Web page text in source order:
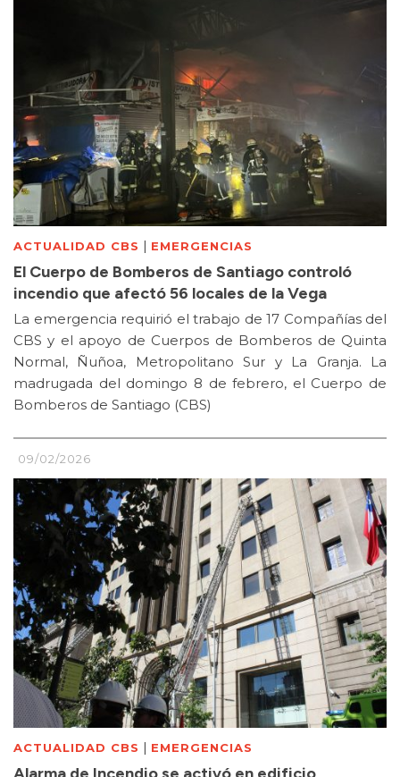
ACTUALIDAD CBS | EMERGENCIAS
El Cuerpo de Bomberos de Santiago controló
incendio que afectó 56 locales de la Vega
La emergencia requirió el trabajo de 17 Compañías del
CBS y el apoyo de Cuerpos de Bomberos de Quinta
Normal, Ñuñoa, Metropolitano Sur y La Granja. La
madrugada del domingo 8 de febrero, el Cuerpo de
Bomberos de Santiago (CBS)
09/02/2026
ACTUALIDAD CBS | EMERGENCIAS